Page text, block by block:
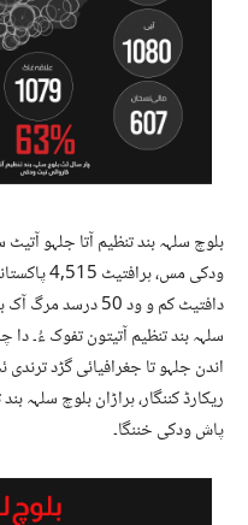
ودکی مس،
ریکارڈ کننگار، ہراڑان بلوچ سلہہ
پاش ودکی خننگا۔